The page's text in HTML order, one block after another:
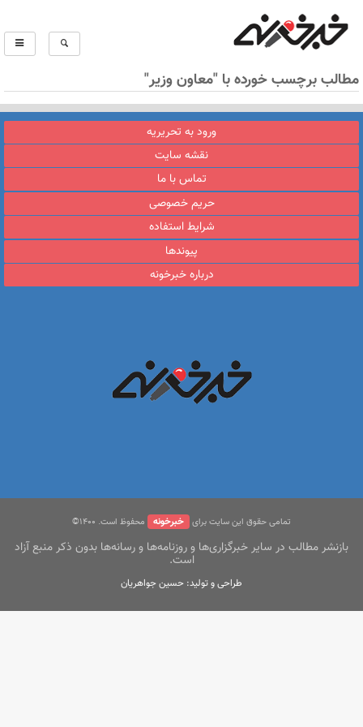
مطالب برچسب خورده با "معاون وزیر"
ورود به تحریریه
نقشه سایت
تماس با ما
حریم خصوصی
شرایط استفاده
پیوندها
درباره خبرخونه
تمامی حقوق این سایت برای خبرخونه محفوظ است. ۱400©
بازنشر مطالب در سایر خبرگزاری‌ها و روزنامه‌ها و رسانه‌ها بدون ذکر منبع آزاد
است.
طراحی و تولید: حسین جواهریان